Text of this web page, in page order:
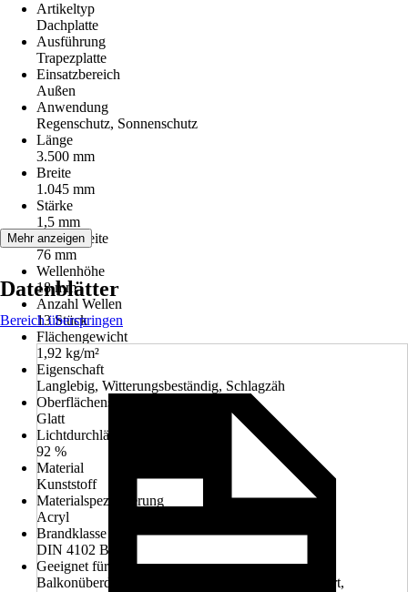
Artikeltyp
Dachplatte
Ausführung
Trapezplatte
Einsatzbereich
Außen
Anwendung
Regenschutz, Sonnenschutz
Länge
3.500 mm
Breite
1.045 mm
Stärke
1,5 mm
Wellenbreite
76 mm
Wellenhöhe
18 mm
Anzahl Wellen
13 Stück
Flächengewicht
1,92 kg/m²
Eigenschaft
Langlebig, Witterungsbeständig, Schlagzäh
Oberflächenstruktur
Glatt
Lichtdurchlässigkeit
92 %
Material
Kunststoff
Materialspezifizierung
Acryl
Brandklasse
DIN 4102 B2
Geeignet für
Balkonüberdachung, Terrassenüberdachung, Carport,
Mehr anzeigen
Datenblätter
Bereich überspringen